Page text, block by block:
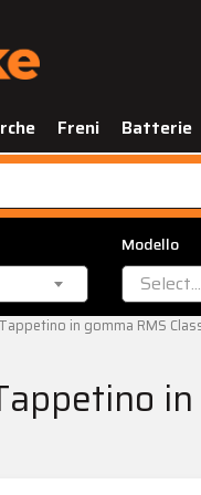
Freni Batterie
Modello
Select...
Tappetino in gomma RMS